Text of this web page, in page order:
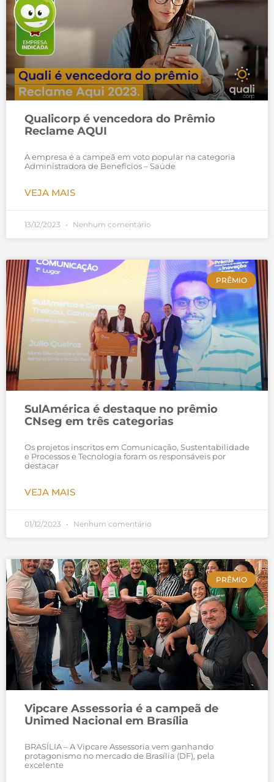
Qualicorp é vencedora do Prêmio
Reclame AQUI
A empresa é a campeã em voto popular na categoria
Administradora de Benefícios – Saúde
VEJA MAIS
13/12/2023 Nenhum comentário
PRÊMIO
SulAmérica é destaque no prêmio
CNseg em três categorias
Os projetos inscritos em Comunicação, Sustentabilidade
e Processos e Tecnologia foram os responsáveis por
destacar
VEJA MAIS
01/12/2023 Nenhum comentário
PRÊMIO
Vipcare Assessoria é a campeã de
Unimed Nacional em Brasília
BRASÍLIA – A Vipcare Assessoria vem ganhando
protagonismo no mercado de Brasília (DF), pela
excelente